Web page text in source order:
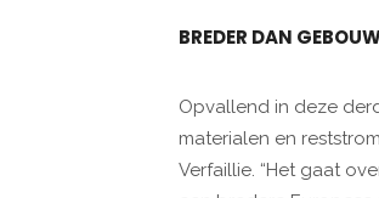
BREDER DAN
Opvallend in deze
materialen en
Verfaillie. “Het gaat